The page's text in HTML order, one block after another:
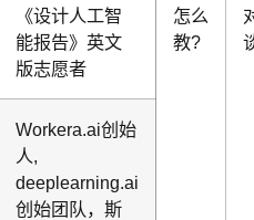
《设计人工智
能报告》英文
版志愿者
怎么
教?
Workera.ai创始
人,
deeplearning.ai
创始团队，斯